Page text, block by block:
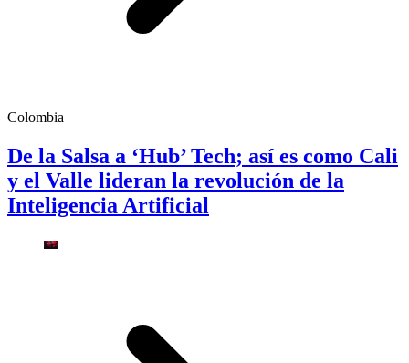
Colombia
De la Salsa a ‘Hub’ Tech; así es como Cali
y el Valle lideran la revolución de la
Inteligencia Artificial